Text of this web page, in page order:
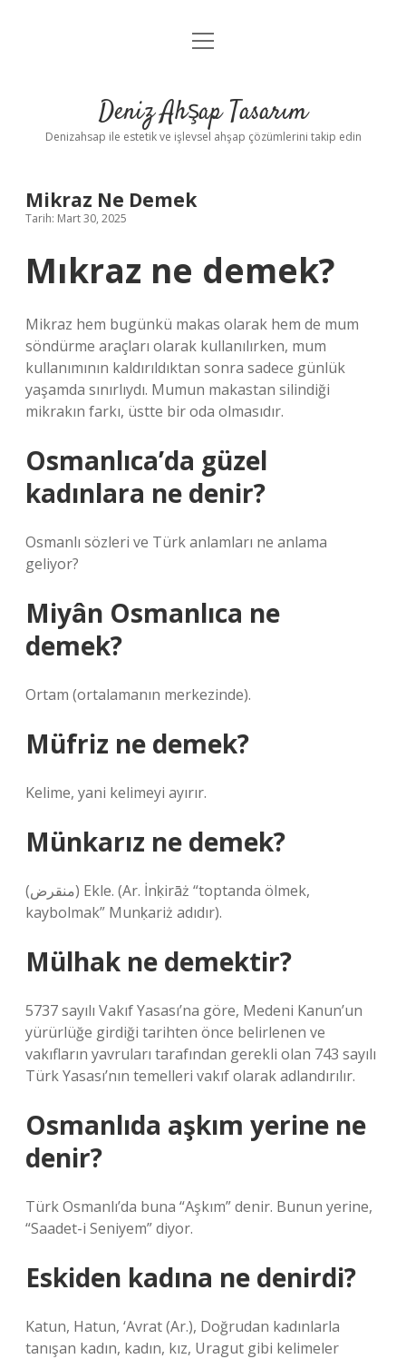
Anasayfa
Yasal Uyarı
menüyü
Deniz Ahşap Tasarım
Denizahsap ile estetik ve işlevsel ahşap çözümlerini takip edin
Mikraz Ne Demek
Tarih: Mart 30, 2025
Mıkraz ne demek?
Mikraz hem bugünkü makas olarak hem de mum
söndürme araçları olarak kullanılırken, mum
kullanımının kaldırıldıktan sonra sadece günlük
yaşamda sınırlıydı. Mumun makastan silindiği
mikrakın farkı, üstte bir oda olmasıdır.
Osmanlıca’da güzel
kadınlara ne denir?
Osmanlı sözleri ve Türk anlamları ne anlama
geliyor?
Miyân Osmanlıca ne
demek?
Ortam (ortalamanın merkezinde).
Müfriz ne demek?
Kelime, yani kelimeyi ayırır.
Münkarız ne demek?
(ﻣﻨﻘﺮﺽ) Ekle. (Ar. İnḳirāż “toptanda ölmek,
kaybolmak” Munḳariż adıdır).
Mülhak ne demektir?
5737 sayılı Vakıf Yasası’na göre, Medeni Kanun’un
yürürlüğe girdiği tarihten önce belirlenen ve
vakıfların yavruları tarafından gerekli olan 743 sayılı
Türk Yasası’nın temelleri vakıf olarak adlandırılır.
Osmanlıda aşkım yerine ne
denir?
Türk Osmanlı’da buna “Aşkım” denir. Bunun yerine,
“Saadet-i Seniyem” diyor.
Eskiden kadına ne denirdi?
Katun, Hatun, ‘Avrat (Ar.), Doğrudan kadınlarla
tanışan kadın, kadın, kız, Uragut gibi kelimeler